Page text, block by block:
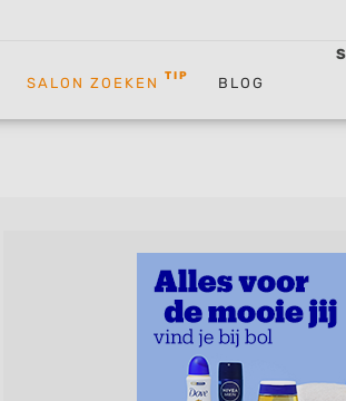
SALON ZOEKEN TIP BLOG